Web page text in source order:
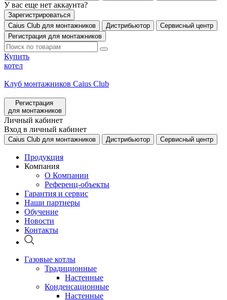
У вас еще нет аккаунта?
Зарегистрироваться
Caius Club для монтажников
Дистрибьютор
Сервисный центр
Регистрация для монтажников
Купить
котел
Клуб монтажников Caius Club
Регистрация
для монтажников
Личный кабинет
Вход в личный кабинет
Caius Club для монтажников Дистрибьютор Сервисный центр
Продукция
Компания
О Компании
Референц-объекты
Гарантия и сервис
Наши партнеры
Обучение
Новости
Контакты
Газовые котлы
Традиционные
Настенные
Конденсационные
Настенные